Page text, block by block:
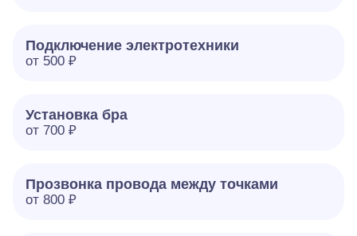
Подключение электротехники
от 500 ₽
Установка бра
от 700 ₽
Прозвонка провода между точками
от 800 ₽